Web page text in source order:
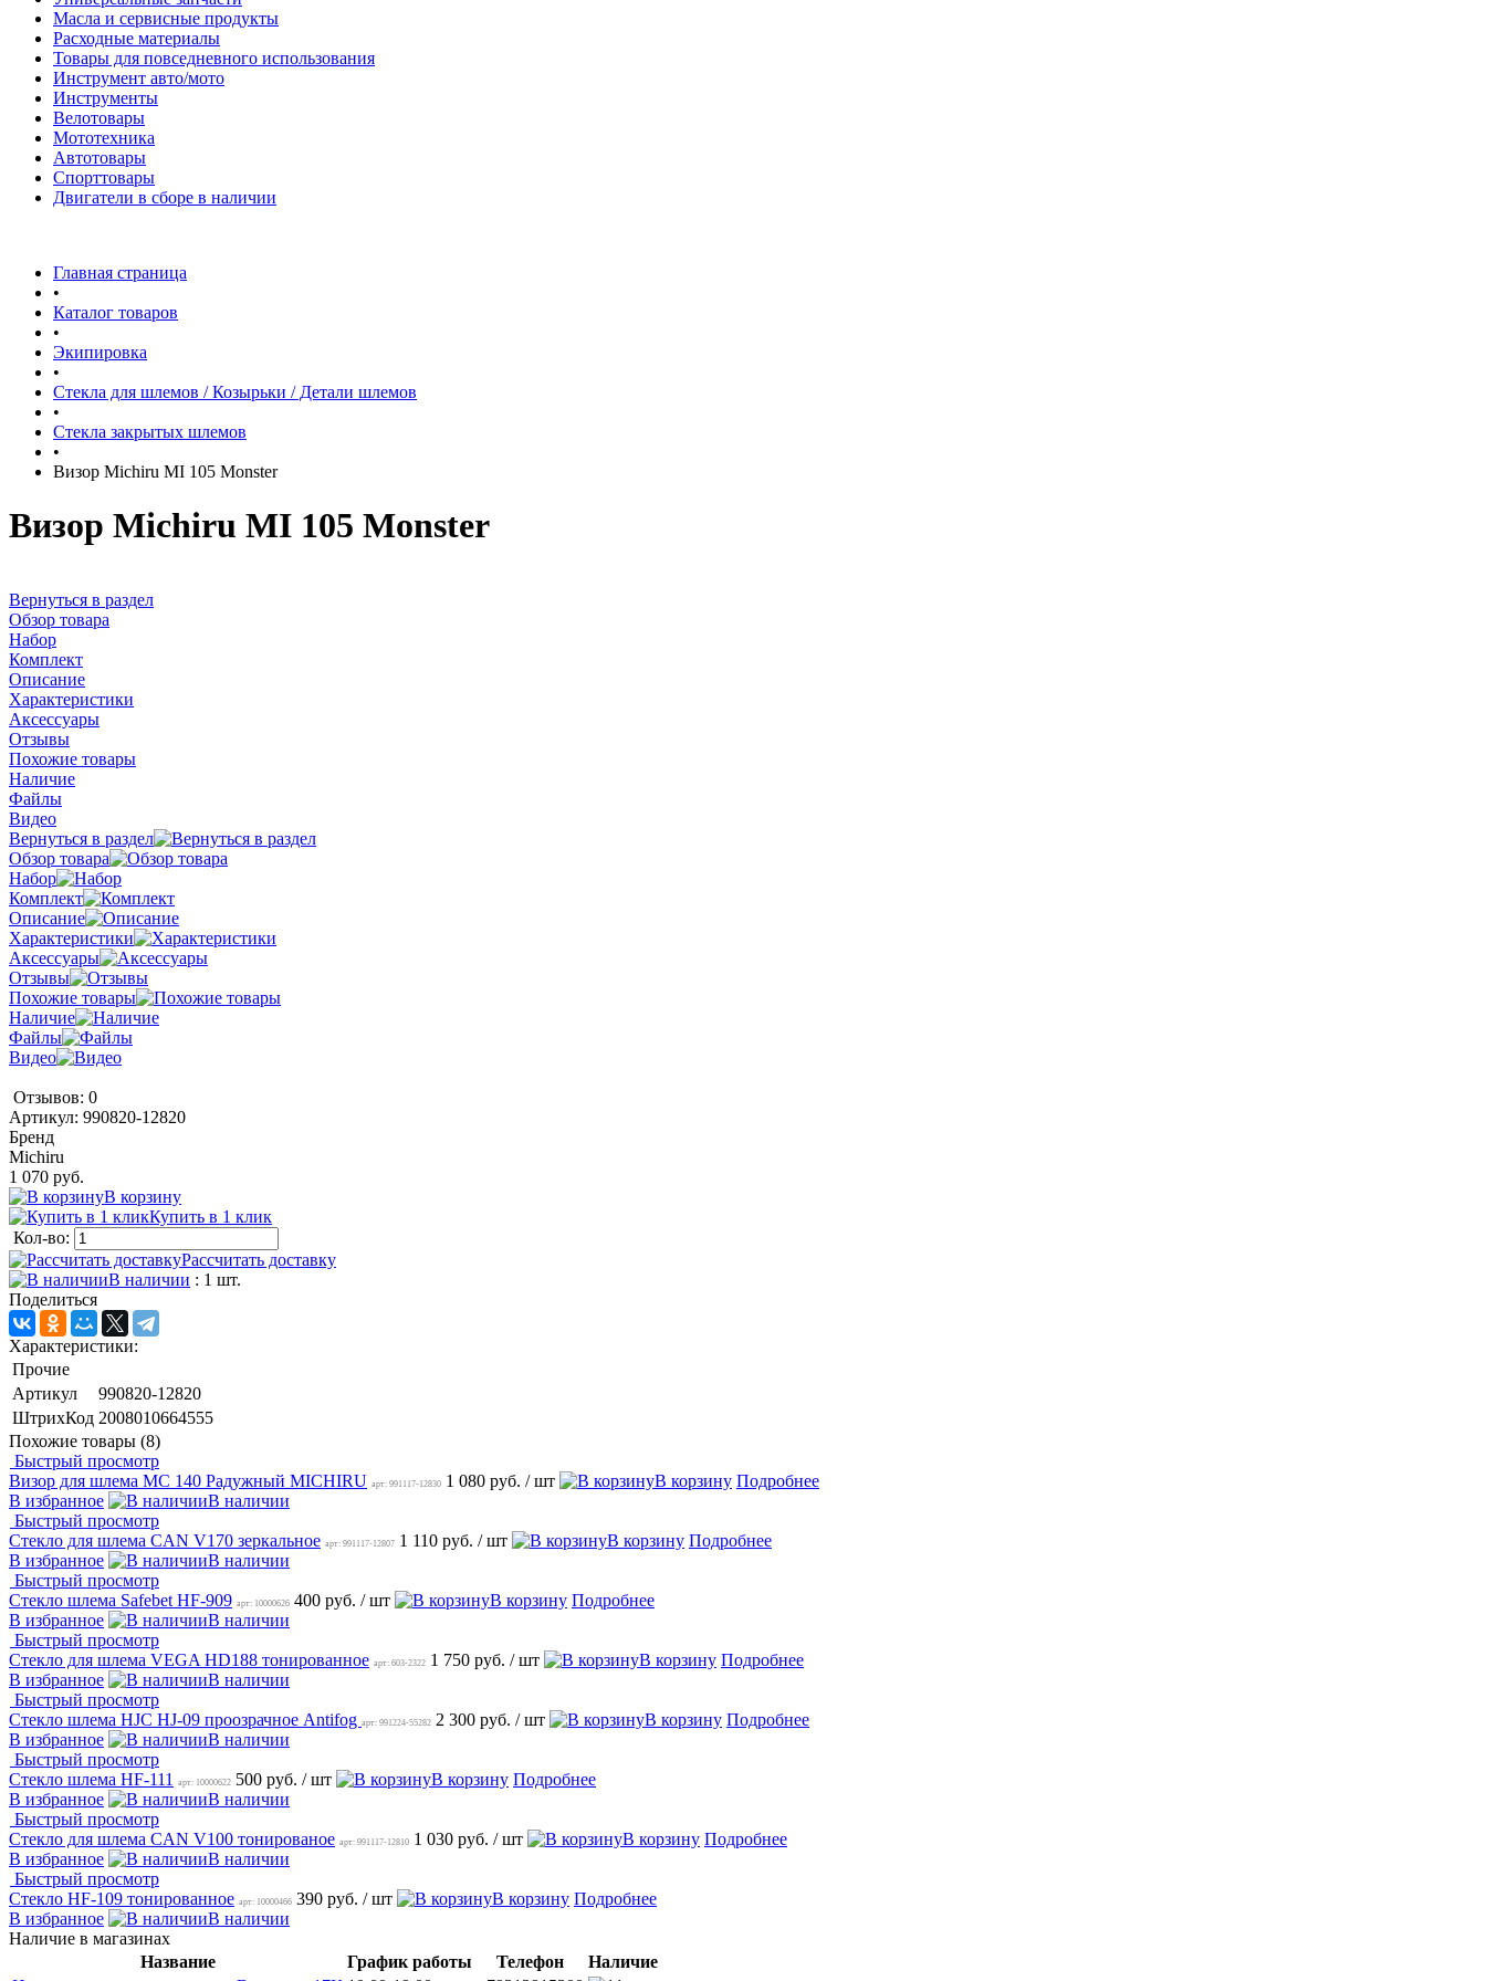
Масла и сервисные продукты
Расходные материалы
Товары для повседневного использования
Инструмент авто/мото
Инструменты
Велотовары
Мототехника
Автотовары
Спорттовары
Двигатели в сборе в наличии
Главная страница
•
Каталог товаров
•
Экипировка
•
Стекла для шлемов / Козырьки / Детали шлемов
•
Стекла закрытых шлемов
•
Визор Michiru MI 105 Monster
Визор Michiru MI 105 Monster
Вернуться в раздел
Обзор товара
Набор
Комплект
Описание
Характеристики
Аксессуары
Отзывы
Похожие товары
Наличие
Файлы
Видео
Вернуться в раздел
Обзор товара
Набор
Комплект
Описание
Характеристики
Аксессуары
Отзывы
Похожие товары
Наличие
Файлы
Видео
Отзывов: 0
Артикул: 990820-12820
Бренд
Michiru
1 070 руб.
В корзину
Купить в 1 клик
Кол-во:
Рассчитать доставку
В наличии : 1 шт.
Поделиться
Характеристики:
Прочие
Артикул
990820-12820
ШтрихКод 2008010664555
Похожие товары (8)
Быстрый просмотр
Визор для шлема MC 140 Радужный MICHIRU арт: 991117-12830 1 080 руб. / шт В корзину Подробнее
В избранное
В наличии
Быстрый просмотр
Стекло для шлема CAN V170 зеркальное арт: 991117-12807 1 110 руб. / шт В корзину Подробнее
В избранное
В наличии
Быстрый просмотр
Стекло шлема Safebet HF-909 арт: 10000626 400 руб. / шт В корзину Подробнее
В избранное
В наличии
Быстрый просмотр
Стекло для шлема VEGA HD188 тонированное арт: 603-2322 1 750 руб. / шт В корзину Подробнее
В избранное
В наличии
Быстрый просмотр
Стекло шлема HJC HJ-09 проозрачное Antifog арт: 991224-55282 2 300 руб. / шт В корзину Подробнее
В избранное
В наличии
Быстрый просмотр
Стекло шлема HF-111
арт: 10000622 500 руб. / шт В корзину Подробнее
В избранное
В наличии
Быстрый просмотр
Стекло для шлема CAN V100 тонированое арт: 991117-12810 1 030 руб. / шт В корзину Подробнее
В избранное
В наличии
Быстрый просмотр
Стекло HF-109 тонированное арт: 10000466 390 руб. / шт В корзину Подробнее
В избранное
В наличии
Наличие в магазинах
Название
График работы Телефон
Наличие